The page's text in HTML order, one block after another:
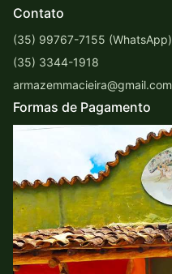
Contato
(35) 99767-7155 (WhatsApp)
(35) 3344-1918
armazemmacieira@gmail.com
Formas de Pagamento